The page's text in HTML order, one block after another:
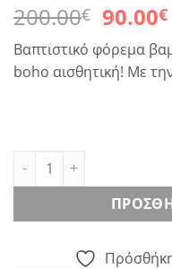
200.00€ Original
price
was:
90.00€Η
Βαπτιστικό φόρεμα
boho αισθητική! Με
Lora dress ποσότητα